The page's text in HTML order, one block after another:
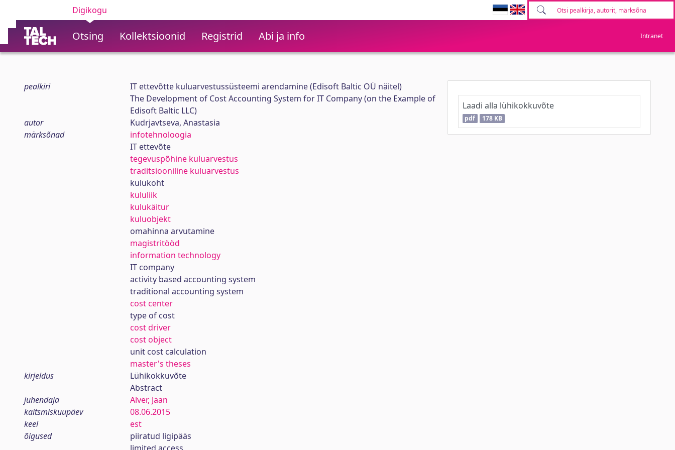
Digikogu
Otsing Kollektsioonid Registrid Abi ja info Intranet
pealkiri
IT ettevõtte kuluarvestussüsteemi arendamine (Edisoft Baltic OÜ näitel)
The Development of Cost Accounting System for IT Company (on the Example of
Edisoft Baltic LLC)
autor
Kudrjavtseva, Anastasia
märksõnad
infotehnoloogia
IT ettevõte
tegevuspõhine kuluarvestus
traditsiooniline kuluarvestus
kulukoht
kululiik
kulukäitur
kuluobjekt
omahinna arvutamine
magistritööd
information technology
IT company
activity based accounting system
traditional accounting system
cost center
type of cost
cost driver
cost object
unit cost calculation
master's theses
kirjeldus
Lühikokkuvõte
Abstract
juhendaja
Alver, Jaan
kaitsmiskuupäev
08.06.2015
keel
est
õigused
piiratud ligipääs
Laadi alla lühikokkuvõte
pdf 178 KB